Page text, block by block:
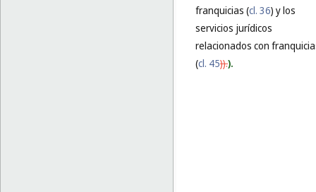
franquicias (cl. 36) y los
servicios jurídicos
relacionados con
(cl. 45)).).